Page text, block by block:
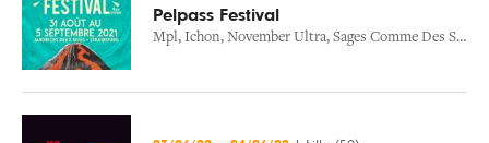
Pelpass Festival
Mpl, Ichon, November Ultra, Sages Comme Des Sauvages